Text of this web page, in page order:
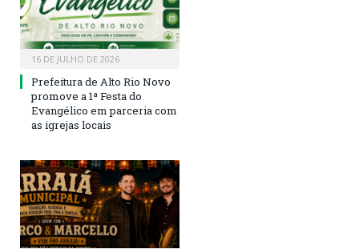
16 DE JULHO DE 2026
Prefeitura de Alto Rio Novo
promove a 1ª Festa do
Evangélico em parceria com
as igrejas locais